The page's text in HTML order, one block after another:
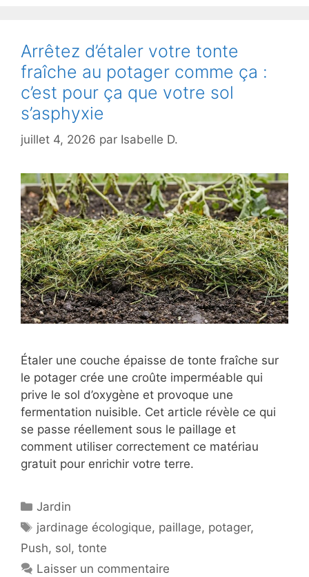
Arrêtez d’étaler votre tonte
fraîche au potager comme ça :
c’est pour ça que votre sol
s’asphyxie
juillet 4, 2026 par Isabelle D.
Étaler une couche épaisse de tonte fraîche sur
le potager crée une croûte imperméable qui
prive le sol d’oxygène et provoque une
fermentation nuisible. Cet article révèle ce qui
se passe réellement sous le paillage et
comment utiliser correctement ce matériau
gratuit pour enrichir votre terre.
Catégories
Jardin
Étiquettes
jardinage écologique, paillage, potager,
Push, sol, tonte
Laisser un commentaire